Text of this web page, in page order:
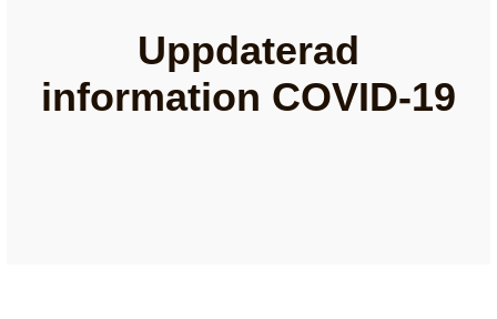
Uppdaterad
information COVID-19